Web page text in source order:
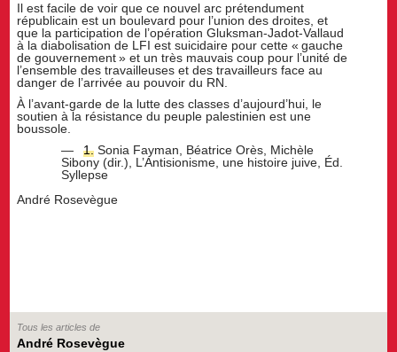
Il est facile de voir que ce nouvel arc prétendument
républicain est un boulevard pour l’union des droites, et
que la participation de l’opération Gluksman-Jadot-Vallaud
à la diabolisation de LFI est suicidaire pour cette « gauche
de gouvernement » et un très mauvais coup pour l’unité de
l’ensemble des travailleuses et des travailleurs face au
danger de l’arrivée au pouvoir du RN.
À l’avant-garde de la lutte des classes d’aujourd’hui, le
soutien à la résistance du peuple palestinien est une
boussole.
1. Sonia Fayman, Béatrice Orès, Michèle
Sibony (dir.), L’Antisionisme, une histoire juive, Éd.
Syllepse
André Rosevègue
Tous les articles de
André Rosevègue